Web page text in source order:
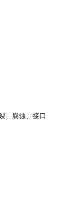
、腐蚀、接口